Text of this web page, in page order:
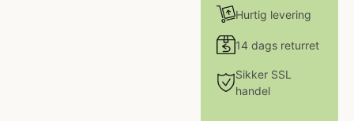
Hurtig levering
14 dags returret
Sikker SSL
handel